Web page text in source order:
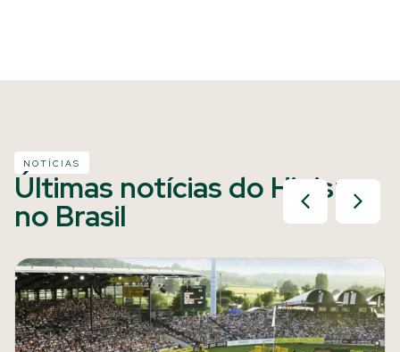
NOTÍCIAS
Últimas notícias do Hipismo
no Brasil